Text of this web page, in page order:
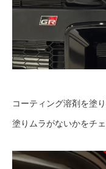
コーティング溶剤を塗
塗りムラがないかをチ